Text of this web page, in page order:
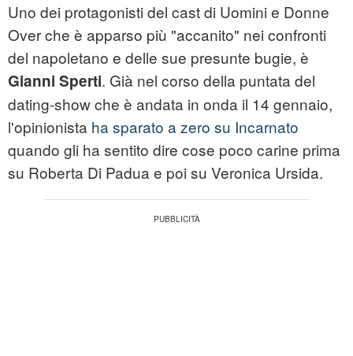
Uno dei protagonisti del cast di Uomini e Donne
Over che è apparso più "accanito" nei confronti
del napoletano e delle sue presunte bugie, è
Gianni Sperti. Già nel corso della puntata del
dating-show che è andata in onda il 14 gennaio,
l'opinionista ha sparato a zero su Incarnato
quando gli ha sentito dire cose poco carine prima
su Roberta Di Padua e poi su Veronica Ursida.